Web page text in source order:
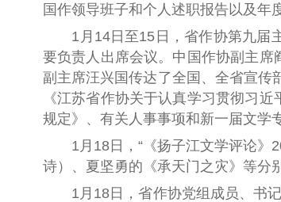
国作领导班子和个人述职报告以及年
1月14日至15日，省作协第九届
要负责人出席会议。中国作协副主席
副主席汪兴国传达了全国、全省宣传
《江苏省作协关于认真学习贯彻习
规定》 、 有关人事事项和新一届文学
1月18日，“《扬子江文学评论》
诗）、夏坚勇的 《承天门之灾》等分
1月18日，省作协党组成员、书